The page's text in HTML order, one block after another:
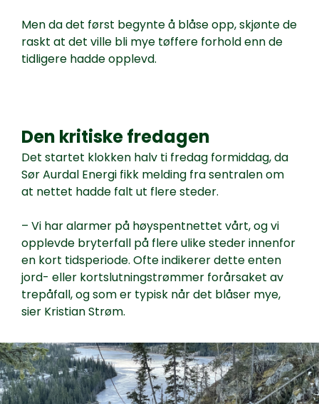
Men da det først begynte å blåse opp, skjønte de
raskt at det ville bli mye tøffere forhold enn de
tidligere hadde opplevd.
Den kritiske fredagen
Det startet klokken halv ti fredag formiddag, da
Sør Aurdal Energi fikk melding fra sentralen om
at nettet hadde falt ut flere steder.
– Vi har alarmer på høyspentnettet vårt, og vi
opplevde bryterfall på flere ulike steder innenfor
en kort tidsperiode. Ofte indikerer dette enten
jord- eller kortslutningstrømmer forårsaket av
trepåfall, og som er typisk når det blåser mye,
sier Kristian Strøm.